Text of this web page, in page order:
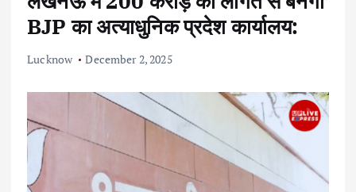
BJP का अत्याधुनिक प्रदेश कार्यालय:
Lucknow December 2, 2025